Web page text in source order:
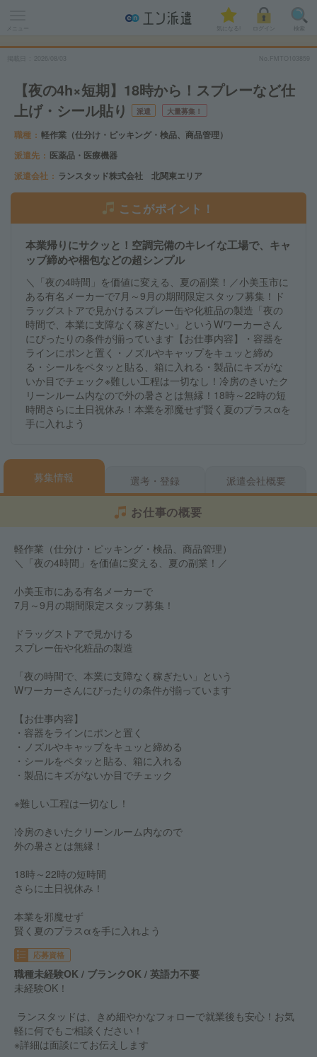
メニュー 気になる! 検索
No.FMTO103859
【夜の4h×短期】18時から！スプレーなど仕
上げ・シール貼り
派遣 大量募集！
職種
軽作業（仕分け・ピッキング・検品、商品管理）
派遣先
医薬品・医療機器
派遣会社
ランスタッド株式会社 北関東エリア
ここがポイント！
本業帰りにサクッと！空調完備のキレイな工場で、キャ
ップ締めや梱包などの超シンプル
＼「夜の4時間」を価値に変える、夏の副業！／小美玉市に
ある有名メーカーで7月～9月の期間限定スタッフ募集！ド
ラッグストアで見かけるスプレー缶や化粧品の製造「夜の
時間で、本業に支障なく稼ぎたい」というWワーカーさん
にぴったりの条件が揃っています【お仕事内容】・容器を
ラインにポンと置く・ノズルやキャップをキュッと締め
る・シールをペタッと貼る、箱に入れる・製品にキズがな
いか目でチェック※難しい工程は一切なし！冷房のきいたク
リーンルーム内なので外の暑さとは無縁！18時～22時の短
時間さらに土日祝休み！本業を邪魔せず賢く夏のプラスαを
手に入れよう
募集情報 選考・登録 派遣会社概要
お仕事の概要
軽作業（仕分け・ピッキング・検品、商品管理）
＼「夜の4時間」を価値に変える、夏の副業！／
小美玉市にある有名メーカーで
7月～9月の期間限定スタッフ募集！
ドラッグストアで見かける
スプレー缶や化粧品の製造
「夜の時間で、本業に支障なく稼ぎたい」という
Wワーカーさんにぴったりの条件が揃っています
【お仕事内容】
・容器をラインにポンと置く
・ノズルやキャップをキュッと締める
・シールをペタッと貼る、箱に入れる
・製品にキズがないか目でチェック
※難しい工程は一切なし！
冷房のきいたクリーンルーム内なので
外の暑さとは無縁！
18時～22時の短時間
さらに土日祝休み！
本業を邪魔せず
賢く夏のプラスαを手に入れよう
応募資格
職種未経験OK / ブランクOK / 英語力不要
未経験OK！
ランスタッドは、きめ細やかなフォローで就業後も安心！お気
軽に何でもご相談ください！
※詳細は面談にてお伝えします